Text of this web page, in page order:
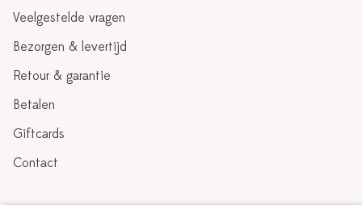
Veelgestelde vragen
Bezorgen & levertijd
Retour & garantie
Betalen
Giftcards
Contact